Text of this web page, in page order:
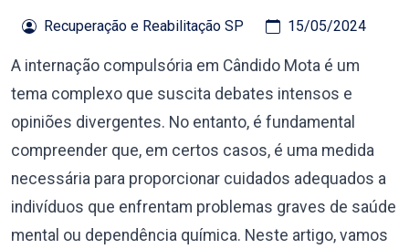
Recuperação e Reabilitação SP 15/05/2024
A internação compulsória em Cândido Mota é um
tema complexo que suscita debates intensos e
opiniões divergentes. No entanto, é fundamental
compreender que, em certos casos, é uma medida
necessária para proporcionar cuidados adequados a
indivíduos que enfrentam problemas graves de saúde
mental ou dependência química. Neste artigo, vamos